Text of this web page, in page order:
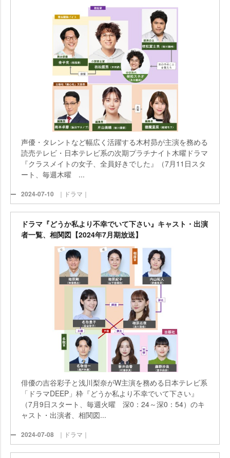
声優・タレントなど幅広く活躍する木村昴が主演を務める
読売テレビ・日本テレビ系の次期プラチナイト木曜ドラマ
『クラスメイトの女子、全員好きでした』（7月11日スタ
ート、毎週木曜 ...
2024-07-10 ｜ドラマ｜
ドラマ『どうか私より不幸でいて下さい』キャスト・出演
者一覧、相関図【2024年7月期放送】
俳優の吉谷彩子と浅川梨奈がW主演を務める日本テレビ系
「ドラマDEEP」枠『どうか私より不幸でいて下さい』
（7月9日スタート、毎週火曜 深0：24～深0：54）のキ
ャスト・出演者、相関図...
2024-07-08 ｜ドラマ｜